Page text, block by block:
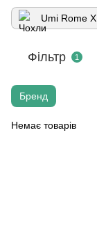
Umi Rome X
Фільтр 1
Бренд
Немає товарів